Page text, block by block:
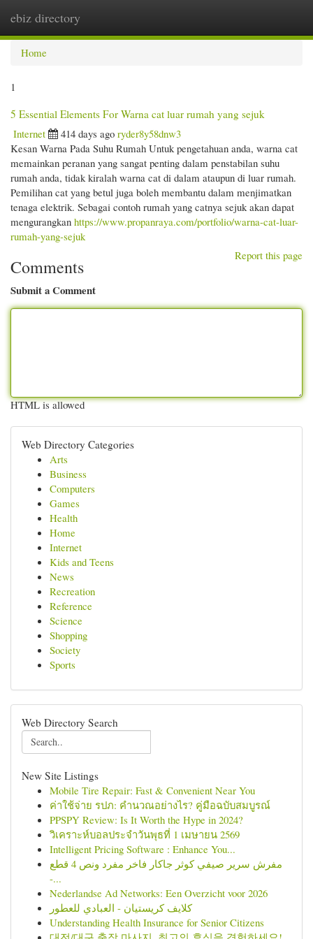
ebiz directory
Home
1
5 Essential Elements For Warna cat luar rumah yang sejuk
Internet
414 days ago ryder8y58dnw3
Kesan Warna Pada Suhu Rumah Untuk pengetahuan anda, warna cat
memainkan peranan yang sangat penting dalam penstabilan suhu
rumah anda, tidak kiralah warna cat di dalam ataupun di luar rumah.
Pemilihan cat yang betul juga boleh membantu dalam menjimatkan
tenaga elektrik. Sebagai contoh rumah yang catnya sejuk akan dapat
mengurangkan https://www.propanraya.com/portfolio/warna-cat-luar-
rumah-yang-sejuk
Report this page
Comments
Submit a Comment
HTML is allowed
Web Directory Categories
Arts
Business
Computers
Games
Health
Home
Internet
Kids and Teens
News
Recreation
Reference
Science
Shopping
Society
Sports
Web Directory Search
New Site Listings
Mobile Tire Repair: Fast & Convenient Near You
ค่าใช้จ่าย รปภ: คำนวณอย่างไร? คู่มือฉบับสมบูรณ์
PPSPY Review: Is It Worth the Hype in 2024?
วิเคราะห์บอลประจำวันพุธที่ 1 เมษายน 2569
Intelligent Pricing Software : Enhance You...
مفرش سرير صيفي كوثر جاكار فاخر مفرد ونص 4 قطع
-...
Nederlandse Ad Networks: Een Overzicht voor 2026
كلايف كريستيان - العبادي للعطور
Understanding Health Insurance for Senior Citizens